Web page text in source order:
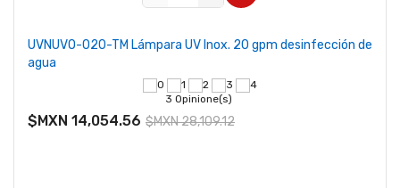
UVNUVO-020-TM Lámpara UV Inox. 20 gpm desinfección de
agua
3 Opinione(s)
$MXN 14,054.56 $MXN 28,109.12